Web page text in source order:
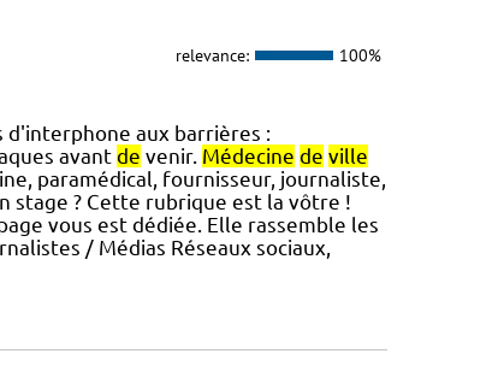
relevance: 100%
d'interphone aux barrières :
avant de venir. Médecine de ville
paramédical, fournisseur, journaliste,
stage ? Cette rubrique est la vôtre !
vous est dédiée. Elle rassemble les
/ Médias Réseaux sociaux,